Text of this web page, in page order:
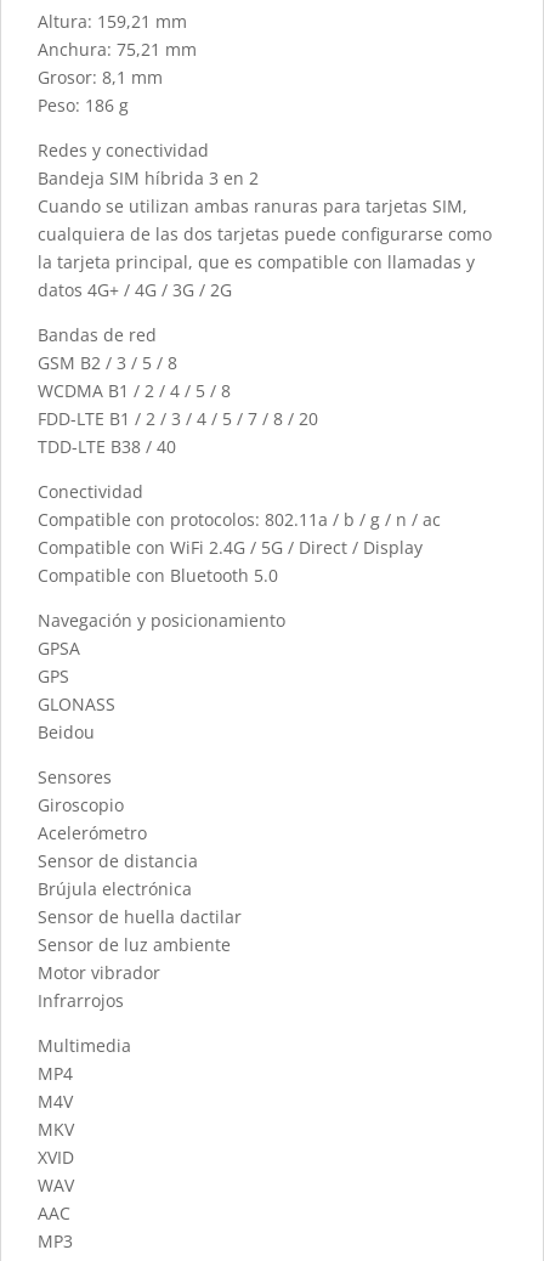
Altura: 159,21 mm
Anchura: 75,21 mm
Grosor: 8,1 mm
Peso: 186 g
Redes y conectividad
Bandeja SIM híbrida 3 en 2
Cuando se utilizan ambas ranuras para tarjetas SIM,
cualquiera de las dos tarjetas puede configurarse como
la tarjeta principal, que es compatible con llamadas y
datos 4G+ / 4G / 3G / 2G
Bandas de red
GSM B2 / 3 / 5 / 8
WCDMA B1 / 2 / 4 / 5 / 8
FDD-LTE B1 / 2 / 3 / 4 / 5 / 7 / 8 / 20
TDD-LTE B38 / 40
Conectividad
Compatible con protocolos: 802.11a / b / g / n / ac
Compatible con WiFi 2.4G / 5G / Direct / Display
Compatible con Bluetooth 5.0
Navegación y posicionamiento
GPSA
GPS
GLONASS
Beidou
Sensores
Giroscopio
Acelerómetro
Sensor de distancia
Brújula electrónica
Sensor de huella dactilar
Sensor de luz ambiente
Motor vibrador
Infrarrojos
Multimedia
MP4
M4V
MKV
XVID
WAV
AAC
MP3